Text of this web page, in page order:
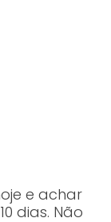
e achar
dias. Não